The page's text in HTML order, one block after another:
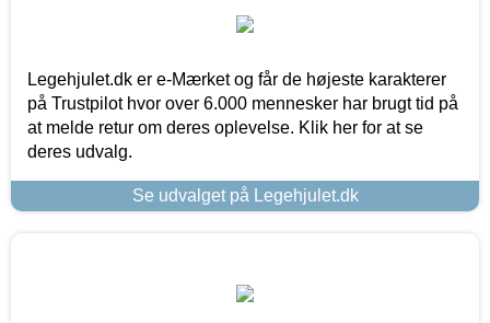
Legehjulet.dk er e-Mærket og får de højeste karakterer
på Trustpilot hvor over 6.000 mennesker har brugt tid på
at melde retur om deres oplevelse. Klik her for at se
deres udvalg.
Se udvalget på Legehjulet.dk